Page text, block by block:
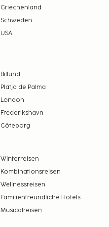
Griechenland
Schweden
USA
Billund
Platja de Palma
London
Frederikshavn
Göteborg
Winterreisen
Kombinationsreisen
Wellnessreisen
Familienfreundliche Hotels
Musicalreisen